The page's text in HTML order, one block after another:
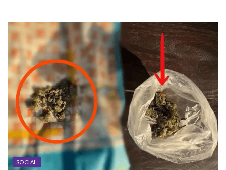
SOCIAL